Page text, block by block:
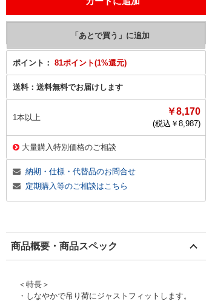
ポイント： 81ポイント(1%還元)
送料： 送料無料でお届けします
1本以上
￥8,170
(税込￥ 8,987)
大量購入特別価格のご相談
納期・仕様・代替品のお問合せ
定期購入等のご相談はこちら
商品概要・商品スペック
＜特長＞
・しなやかで吊り荷にジャストフィットします。